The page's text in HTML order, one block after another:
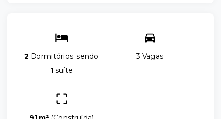
2 Dormitórios, sendo
1 suíte
3 Vagas